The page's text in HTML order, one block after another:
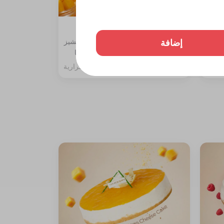
جلي
تشيز كيك مانجو قطعة
المكونات: طبقة بسكوت دايجستف والتشيز
مع سبونج الفانيليا مغطاة بصوص المنجا
إضافة